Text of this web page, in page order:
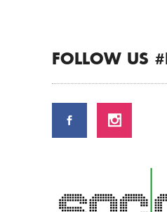
FOLLOW US